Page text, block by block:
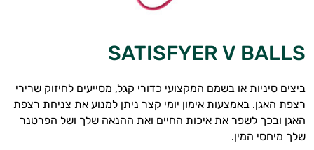
SATISFYER V BALLS
ביצים סיניות או בשמם המקצועי כדורי קגל, מסייעים לחיזוק שרירי
רצפת האגן. באמצעות אימון יומי קצר ניתן למנוע את צניחת רצפת
האגן ובכך לשפר את איכות החיים ואת ההנאה שלך ושל הפרטנר
שלך מיחסי המין.